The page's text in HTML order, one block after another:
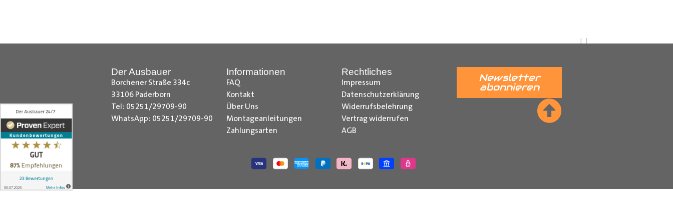
__________________________________________________________________________________
Der Ausbauer
Borchener Straße 334c
33106 Paderborn
Tel: 05251/29709-90
WhatsApp: 05251/29709-90
Informationen
FAQ
Kontakt
Über Uns
Montageanleitungen
Zahlungsarten
Rechtliches
Impressum
Datenschutzerklärung
Widerrufsbelehrung
Vertrag widerrufen
AGB
Newsletter
abonnieren